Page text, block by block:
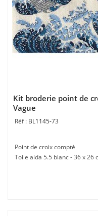
Kit broderie point de
Vague
BL1145-73
Point de croix compté
Toile aida 5.5 blanc - 36 x 26